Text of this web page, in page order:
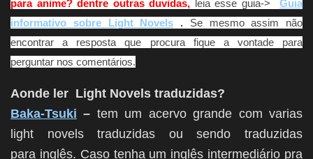
para anime? dentre outras duvidas, leia esse guia->
Guia
informativo sobre Light Novels . Se mesmo assim não
encontrar a resposta que procura fique a vontade para
perguntar nos comentários.
Aonde ler Light Novels traduzidas?
Baka-Tsuki – tem um acervo grande com varias
light novels traduzidas ou sendo traduzidas
para inglês. Caso tenha um inglês intermediário pra